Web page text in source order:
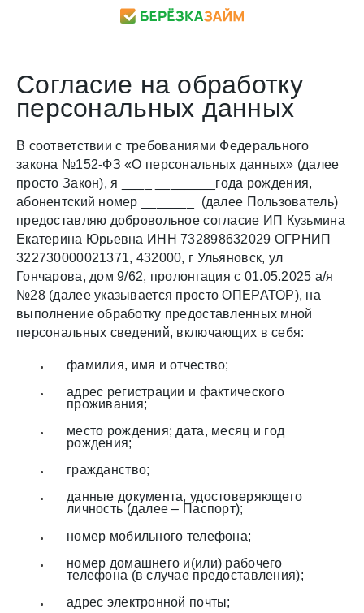
Cогласие на обработку
персональных данных
В соответствии с требованиями Федерального
закона №152-ФЗ «О персональных данных» (далее
просто Закон), я ____
года рождения,
абонентский номер _______ (далее Пользователь)
предоставляю добровольное согласие ИП Кузьмина
Екатерина Юрьевна ИНН 732898632029 ОГРНИП
322730000021371, 432000, г Ульяновск, ул
Гончарова, дом 9/62, пролонгация с 01.05.2025 а/я
№28 (далее указывается просто ОПЕРАТОР), на
выполнение обработку предоставленных мной
персональных сведений, включающих в себя:
фамилия, имя и отчество;
адрес регистрации и фактического
проживания;
место рождения; дата, месяц и год
рождения;
гражданство;
данные документа, удостоверяющего
личность (далее – Паспорт);
номер мобильного телефона;
номер домашнего и(или) рабочего
телефона (в случае предоставления);
адрес электронной почты;